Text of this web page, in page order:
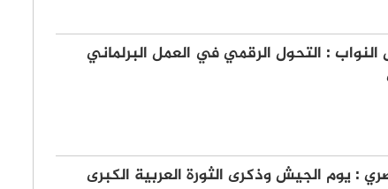
: التحول الرقمي في العمل البرلماني
: يوم الجيش وذكرى الثورة العربية الكبرى